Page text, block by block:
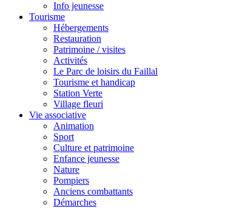
Info jeunesse
Tourisme
Hébergements
Restauration
Patrimoine / visites
Activités
Le Parc de loisirs du Faillal
Tourisme et handicap
Station Verte
Village fleuri
Vie associative
Animation
Sport
Culture et patrimoine
Enfance jeunesse
Nature
Pompiers
Anciens combattants
Démarches